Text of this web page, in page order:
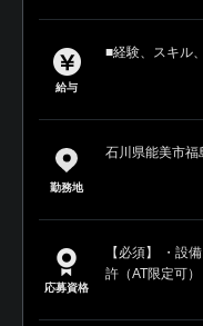
給与
■経験、スキル
勤務地
石川県能美市
応募資格
【必須】 ・設
許（AT限定可